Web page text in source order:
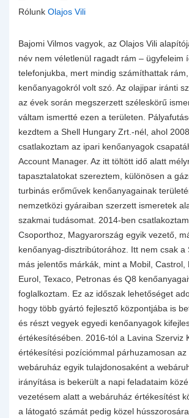
Rólunk Olajos Vili
Bajomi Vilmos vagyok, az Olajos Vili
név nem véletlenül ragadt rám – ügyfeleim
telefonjukba, mert mindig számíthattak
kenőanyagokról volt szó. Az olajipar iránti
az évek során megszerzett széleskörű
váltam ismertté ezen a területen.
kezdtem a Shell Hungary Zrt.-nél, ahol
csatlakoztam az ipari kenőanyagok
Account Manager. Az itt töltött idő alatt
tapasztalatokat szereztem, különösen a
turbinás erőművek kenőanyagainak
nemzetközi gyáraiban szerzett ismeretek
szakmai tudásomat. 2014-ben
Csoporthoz, Magyarország egyik vezető,
kenőanyag-disztribútorához. Itt nem csak a
más jelentős márkák, mint a Mobil, Castrol,
Eurol, Texaco, Petronas és Q8
foglalkoztam. Ez az időszak lehetőséget
hogy több gyártó fejlesztő központjába is
és részt vegyek egyedi kenőanyagok
értékesítésében. 2016-tól a Lavina Szerviz
értékesítési pozíciómmal párhuzamosan az
webáruház egyik tulajdonosaként a
irányítása is bekerült a napi feladataim
vezetésem alatt a webáruház értékesítést
a látogató számát pedig közel